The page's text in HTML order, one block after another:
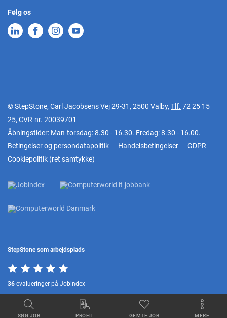
SØG JOB PROFIL GEMTE JOB MERE
Følg os
© StepStone, Carl Jacobsens Vej 29-31, 2500 Valby, Tlf. 72 25 15
25, CVR-nr. 20039701
Åbningstider: Man-torsdag: 8.30 - 16.30. Fredag: 8.30 - 16.00.
Betingelser og persondatapolitik
Handelsbetingelser
GDPR
Cookiepolitik (ret samtykke)
StepStone som arbejdsplads
36 evalueringer på Jobindex